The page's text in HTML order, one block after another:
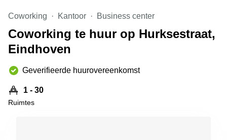
in Arnhem
Coworking
Hilversum
Coworking
space
Zwolle
Coworking Kantoor Business center
Coworking te huur op Hurksestraat,
Eindhoven
Geverifieerde huurovereenkomst
1 - 30
Ruimtes